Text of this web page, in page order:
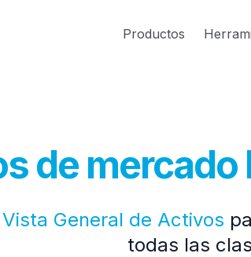
Productos
de
Vista General de Activos
todas las